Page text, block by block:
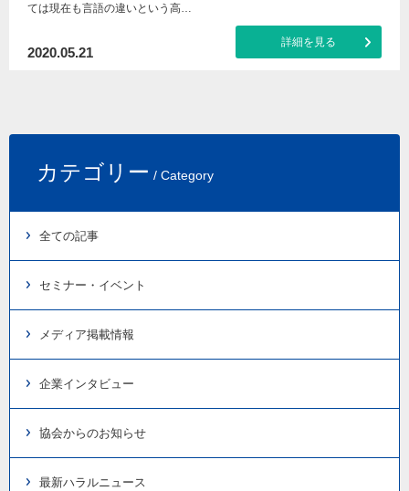
ては現在も言語の違いという高…
2020.05.21
詳細を見る
カテゴリー / Category
全ての記事
セミナー・イベント
メディア掲載情報
企業インタビュー
協会からのお知らせ
最新ハラルニュース